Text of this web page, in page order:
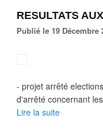
RESULTATS
Publié le 19 Décembre
- projet arrêté
d'arrêté concernant
Lire la suite